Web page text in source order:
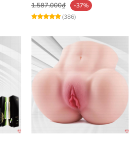
1.587.000₫
-37%
(386)